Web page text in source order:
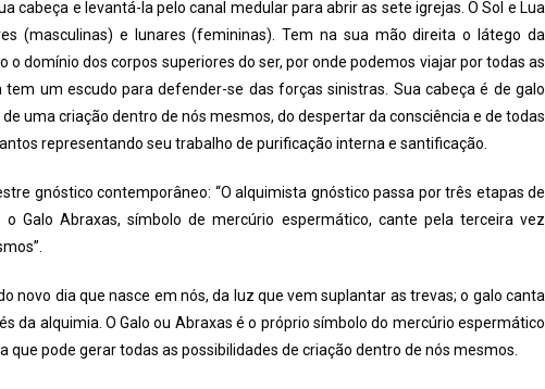
cabeça e levantá-la pelo canal medular para abrir as sete igrejas. O Sol e Lua
(masculinas) e lunares (femininas). Tem na sua mão direita o látego da
domínio dos corpos superiores do ser, por onde podemos viajar por todas as
um escudo para defender-se das forças sinistras. Sua cabeça é de galo
uma criação dentro de nós mesmos, do despertar da consciência e de todas
representando seu trabalho de purificação interna e santificação.
gnóstico contemporâneo: “O alquimista gnóstico passa por três etapas de
Galo Abraxas, símbolo de mercúrio espermático, cante pela terceira vez
novo dia que nasce em nós, da luz que vem suplantar as trevas; o galo canta
da alquimia. O Galo ou Abraxas é o próprio símbolo do mercúrio espermático
pode gerar todas as possibilidades de criação dentro de nós mesmos.